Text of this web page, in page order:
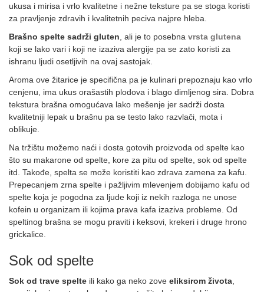
ukusa i mirisa i vrlo kvalitetne i nežne teksture pa se stoga koristi
za pravljenje zdravih i kvalitetnih peciva najpre hleba.
Brašno spelte sadrži gluten , ali je to posebna vrsta glutena
koji se lako vari i koji ne izaziva alergije pa se zato koristi za
ishranu ljudi osetljivih na ovaj sastojak.
Aroma ove žitarice je specifična pa je kulinari prepoznaju kao vrlo
cenjenu, ima ukus orašastih plodova i blago dimljenog sira. Dobra
tekstura brašna omogućava lako mešenje jer sadrži dosta
kvalitetniji lepak u brašnu pa se testo lako razvlači, mota i
oblikuje.
Na tržištu možemo naći i dosta gotovih proizvoda od spelte kao
što su makarone od spelte, kore za pitu od spelte, sok od spelte
itd. Takođe, spelta se može koristiti kao zdrava zamena za kafu.
Prepecanjem zrna spelte i pažljivim mlevenjem dobijamo kafu od
spelte koja je pogodna za ljude koji iz nekih razloga ne unose
kofein u organizam ili kojima prava kafa izaziva probleme. Od
speltinog brašna se mogu praviti i keksovi, krekeri i druge hrono
grickalice.
Sok od spelte
Sok od trave spelte ili kako ga neko zove eliksirom života